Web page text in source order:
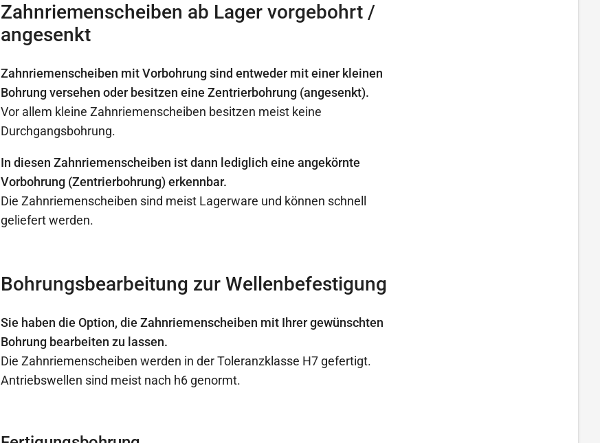
Zahnriemenscheiben ab Lager vorgebohrt /
angesenkt
Zahnriemenscheiben mit Vorbohrung sind entweder mit einer kleinen
Bohrung versehen oder besitzen eine Zentrierbohrung (angesenkt).
Vor allem kleine Zahnriemenscheiben besitzen meist keine
Durchgangsbohrung.
In diesen Zahnriemenscheiben ist dann lediglich eine angekörnte
Vorbohrung (Zentrierbohrung) erkennbar.
Die Zahnriemenscheiben sind meist Lagerware und können schnell
geliefert werden.
Bohrungsbearbeitung zur Wellenbefestigung
Sie haben die Option, die Zahnriemenscheiben mit Ihrer gewünschten
Bohrung bearbeiten zu lassen.
Die Zahnriemenscheiben werden in der Toleranzklasse H7 gefertigt.
Antriebswellen sind meist nach h6 genormt.